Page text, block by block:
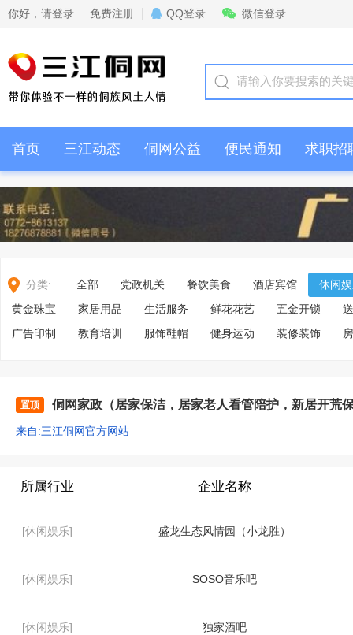
你好， 请登录 免费注册 QQ登录 微信登录
首页 三江动态 侗网公益 便民通知 求职招
情感交流
分类: 全部 党政机关 餐饮美食 酒店宾馆
休闲
黄金珠宝
家居用品 生活服务 鲜花花艺 五金开锁
广告印制
教育培训 服饰鞋帽 健身运动 装修装饰
置顶 侗网家政（居家保洁，居家老人看管陪护，新居开荒
来自:三江侗网官方网站
所属行业 企业名称
[休闲娱乐] 盛龙生态风情园（小龙胜）
[休闲娱乐] SOSO音乐吧
[休闲娱乐] 独家酒吧